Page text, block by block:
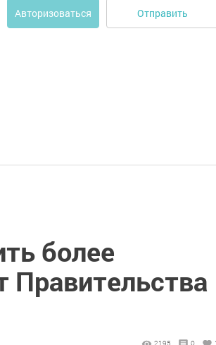
Авторизоваться Отправить
более
Правительства